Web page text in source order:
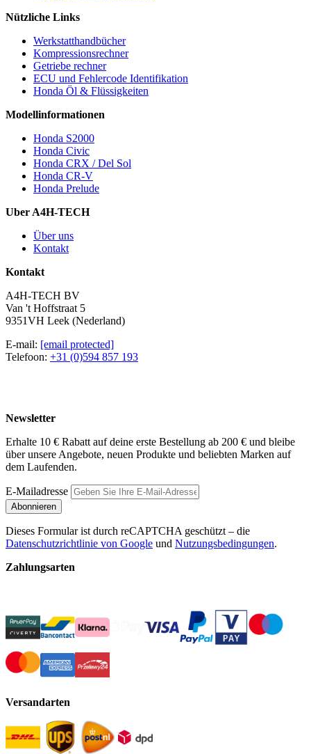
Nützliche Links
Werkstatthandbücher
Kompressionsrechner
Getriebe rechner
ECU und Fehlercode Identifikation
Honda Öl & Flüssigkeiten
Modellinformationen
Honda S2000
Honda Civic
Honda CRX / Del Sol
Honda CR-V
Honda Prelude
Uber A4H-TECH
Über uns
Kontakt
Kontakt
A4H-TECH BV
Van 't Hoffstraat 5
9351VH Leek (Nederland)
E-mail: [email protected]
Telefoon: +31 (0)594 857 193
Newsletter
Erhalte 10 € Rabatt auf deine erste Bestellung ab 200 € und bleibe
über unsere Angebote, neuen Produkte und beliebten Marken auf
dem Laufenden.
E-Mailadresse
Abonnieren
Dieses Formular ist durch reCAPTCHA geschützt – die
Datenschutzrichtlinie von Google und Nutzungsbedingungen.
Zahlungsarten
Versandarten